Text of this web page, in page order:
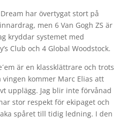
har övertygat stort på
men 6 Van Gogh ZS är
kryddar systemet med
Club och 4 Global Woodstock.
är en klassklättrare och trots
kommer Marc Elias att
upplägg. Jag blir inte förvånad
stor respekt för ekipaget och
spåret till tidig ledning. I den